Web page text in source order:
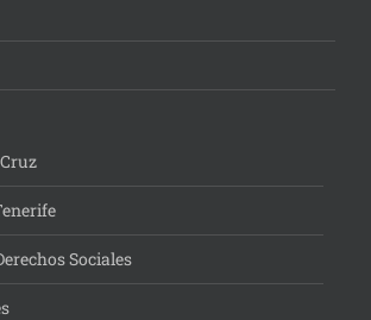
Sociales